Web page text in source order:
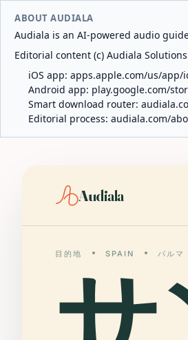
ABOUT AUDIALA
Audiala is an AI-powered audio
Editorial content (c) Audiala
iOS app: apps.apple.com/us/app/
Android app: play.google.com/
Smart download router:
Editorial process: audiala.com/
Audiala
目的地 SPAIN パルマ